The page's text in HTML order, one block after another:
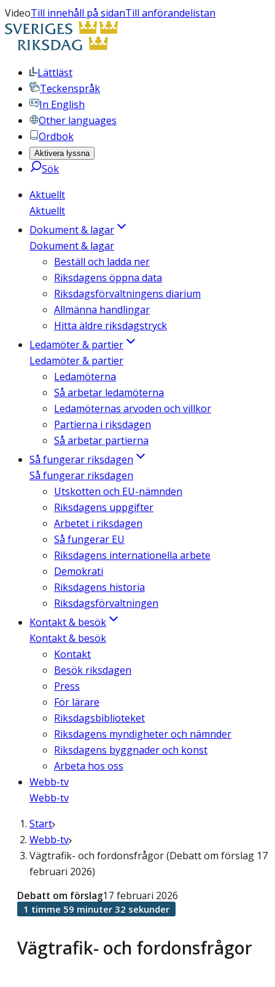
VideoTill innehåll på sidanTill anförandelistan
Lättläst
Teckenspråk
In English
Other languages
Ordbok
Aktivera lyssna
Sök
Aktuellt
Aktuellt
Dokument & lagar
Dokument & lagar
Beställ och ladda ner
Riksdagens öppna data
Riksdagsförvaltningens diarium
Allmänna handlingar
Hitta äldre riksdagstryck
Ledamöter & partier
Ledamöter & partier
Ledamöterna
Så arbetar ledamöterna
Ledamöternas arvoden och villkor
Partierna i riksdagen
Så arbetar partierna
Så fungerar riksdagen
Så fungerar riksdagen
Utskotten och EU-nämnden
Riksdagens uppgifter
Arbetet i riksdagen
Så fungerar EU
Riksdagens internationella arbete
Demokrati
Riksdagens historia
Riksdagsförvaltningen
Kontakt & besök
Kontakt & besök
Kontakt
Besök riksdagen
Press
För lärare
Riksdagsbiblioteket
Riksdagens myndigheter och nämnder
Riksdagens byggnader och konst
Arbeta hos oss
Webb-tv
Webb-tv
Start
Webb-tv
Vägtrafik- och fordonsfrågor (Debatt om förslag 17
februari 2026)
Vägtrafik- och fordonsfrågor
Debatt om förslag17 februari 2026
1 timme 59 minuter 32 sekunder